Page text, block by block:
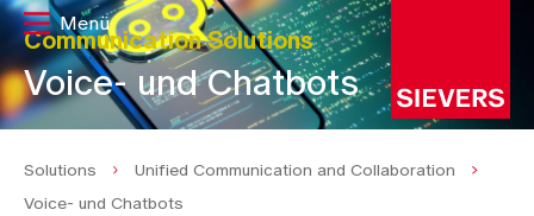
Communication Solutions
Voice- und Chatbots
Solutions
Unified Communication and Collaboration
Voice- und Chatbots